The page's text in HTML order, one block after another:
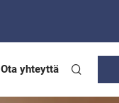
Ota yhteyttä